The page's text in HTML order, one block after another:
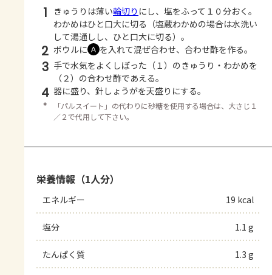
1 きゅうりは薄い輪切り にし、塩をふって１０分おく。
わかめはひと口大に切る（塩蔵わかめの場合は水洗い
して湯通しし、ひと口大に切る）。
2 ボウルに Ａ を入れて混ぜ合わせ、合わせ酢を作る。
3 手で水気をよくしぼった（１）のきゅうり・わかめを
（２）の合わせ酢であえる。
4 器に盛り、針しょうがを天盛りにする。
＊
「パルスイート」の代わりに砂糖を使用する場合は、大さじ１
／２で代用して下さい。
栄養情報（1人分）
エネルギー 19 kcal
塩分 1.1 g
たんぱく質 1.3 g